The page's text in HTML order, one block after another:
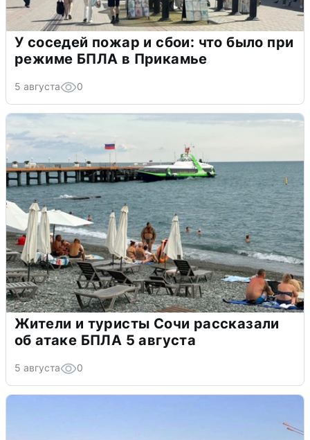
У соседей пожар и сбои: что было при
режиме БПЛА в Прикамье
5 августа 0
Жители и туристы Сочи рассказали
об атаке БПЛА 5 августа
5 августа 0